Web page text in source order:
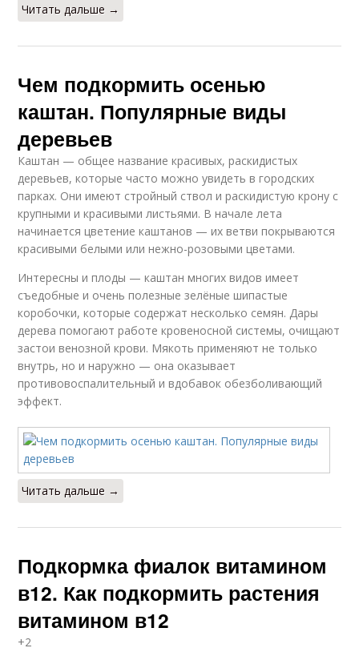
Читать дальше →
Чем подкормить осенью
каштан. Популярные виды
деревьев
Каштан — общее название красивых, раскидистых
деревьев, которые часто можно увидеть в городских
парках. Они имеют стройный ствол и раскидистую крону с
крупными и красивыми листьями. В начале лета
начинается цветение каштанов — их ветви покрываются
красивыми белыми или нежно-розовыми цветами.
Интересны и плоды — каштан многих видов имеет
съедобные и очень полезные зелёные шипастые
коробочки, которые содержат несколько семян. Дары
дерева помогают работе кровеносной системы, очищают
застои венозной крови. Мякоть применяют не только
внутрь, но и наружно — она оказывает
противовоспалительный и вдобавок обезболивающий
эффект.
Читать дальше →
Подкормка фиалок витамином
в12. Как подкормить растения
витамином в12
+2